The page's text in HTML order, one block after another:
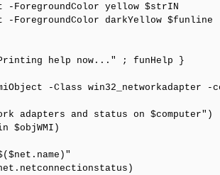
-ForegroundColor yellow $strIN
-ForegroundColor darkYellow $funline
help now..." ; funHelp }
-Class win32_networkadapter -
adapters and status on $computer")
$objWMI)